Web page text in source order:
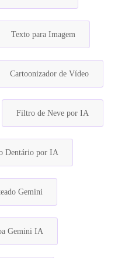
Texto para Imagem
Cartoonizador de Vídeo
Filtro de Neve por IA
Dentário por IA
Gemini
Gemini IA